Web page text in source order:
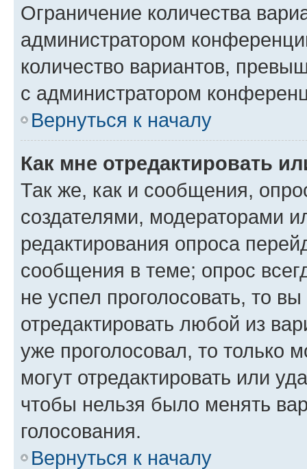
Ограничение количества
администратором
количество вариантов,
с администратором
Вернуться к началу
Как мне отредактировать
Так же, как и сообщения,
создателями, модераторами
редактирования опроса
сообщения в теме; опрос
не успел проголосовать, то
отредактировать любой из
уже проголосовал, то только
могут отредактировать или
чтобы нельзя было менять
голосования.
Вернуться к началу